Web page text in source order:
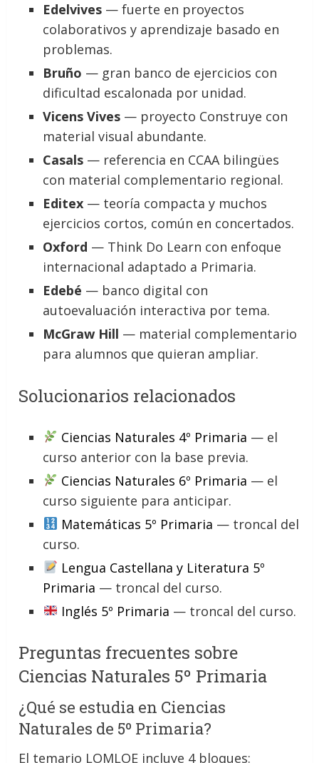
Edelvives — fuerte en proyectos
colaborativos y aprendizaje basado en
problemas.
Bruño — gran banco de ejercicios con
dificultad escalonada por unidad.
Vicens Vives — proyecto Construye con
material visual abundante.
Casals — referencia en CCAA bilingües
con material complementario regional.
Editex — teoría compacta y muchos
ejercicios cortos, común en concertados.
Oxford — Think Do Learn con enfoque
internacional adaptado a Primaria.
Edebé — banco digital con
autoevaluación interactiva por tema.
McGraw Hill — material complementario
para alumnos que quieran ampliar.
Solucionarios relacionados
Ciencias Naturales 4º Primaria — el
curso anterior con la base previa.
Ciencias Naturales 6º Primaria — el
curso siguiente para anticipar.
Matemáticas 5º Primaria — troncal del
curso.
Lengua Castellana y Literatura 5º
Primaria — troncal del curso.
Inglés 5º Primaria — troncal del curso.
Preguntas frecuentes sobre
Ciencias Naturales 5º Primaria
¿Qué se estudia en Ciencias
Naturales de 5º Primaria?
El temario LOMLOE incluye 4 bloques: